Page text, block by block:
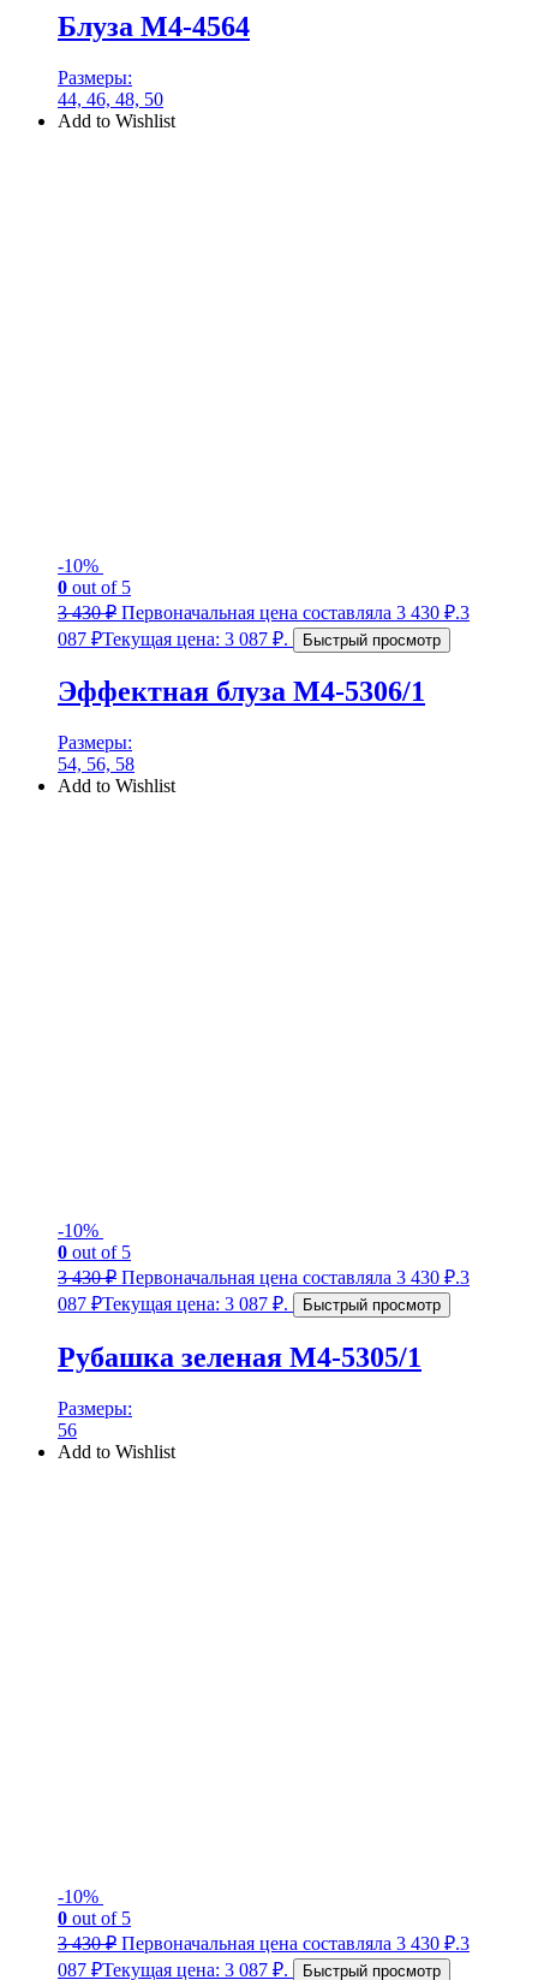
Блуза М4-4564
Размеры:
44, 46, 48, 50
Add to Wishlist
-10%
0 out of 5
3 430₽ Первоначальная цена составляла 3 430 ₽.3
087 ₽Текущая цена: 3 087 ₽. Быстрый просмотр
Эффектная блуза М4-5306/1
Размеры:
54, 56, 58
Add to Wishlist
-10%
0 out of 5
3 430₽ Первоначальная цена составляла 3 430 ₽.3
087 ₽Текущая цена: 3 087 ₽. Быстрый просмотр
Рубашка зеленая М4-5305/1
Размеры:
56
Add to Wishlist
-10%
0 out of 5
3 430₽ Первоначальная цена составляла 3 430 ₽.3
087 ₽Текущая цена: 3 087 ₽. Быстрый просмотр